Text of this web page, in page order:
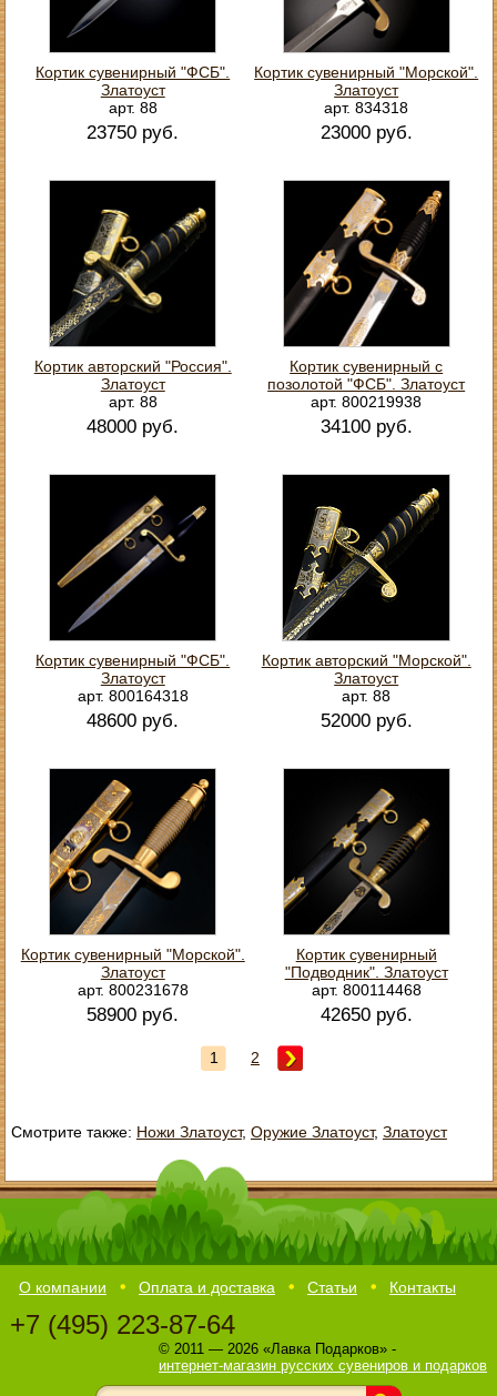
Кортик сувенирный "ФСБ".
Златоуст
арт. 88
23750 руб.
Кортик сувенирный "Морской".
Златоуст
арт. 834318
23000 руб.
Кортик авторский "Россия".
Златоуст
арт. 88
48000 руб.
Кортик сувенирный с
позолотой "ФСБ". Златоуст
арт. 800219938
34100 руб.
Кортик сувенирный "ФСБ".
Златоуст
арт. 800164318
48600 руб.
Кортик авторский "Морской".
Златоуст
арт. 88
52000 руб.
Кортик сувенирный "Морской".
Златоуст
арт. 800231678
58900 руб.
Кортик сувенирный
"Подводник". Златоуст
арт. 800114468
42650 руб.
1 2
Смотрите также: Ножи Златоуст, Оружие Златоуст, Златоуст
О компании Оплата и доставка Статьи Контакты
+7 (495) 223-87-64
© 2011 — 2026 «Лавка Подарков» -
интернет-магазин русских сувениров и подарков